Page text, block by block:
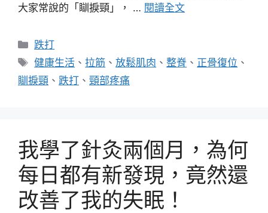
大家常說的「瞓捩頸」， … 閱讀全文
分
類
跌打
標
籤
健康生活 、 拉筋 、放鬆肌肉 、整脊 、 正骨復位 、
瞓捩頸 、 跌打 、 頸部疼痛
我學了針灸兩個月，為何
每日都有新發現，竟然還
改善了我的失眠！